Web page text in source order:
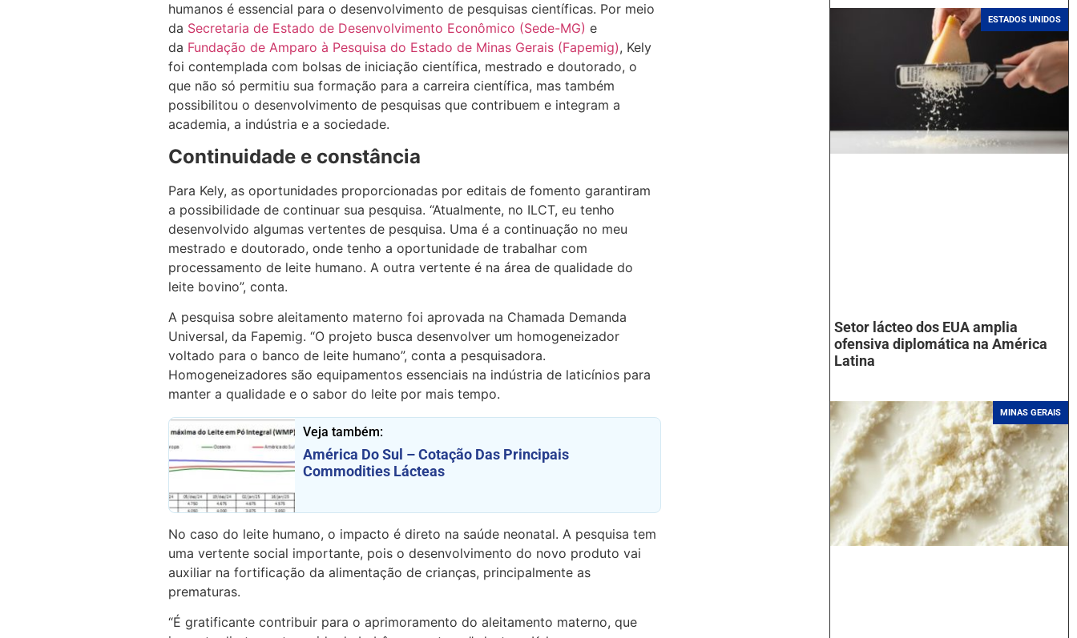
humanos é essencial para o desenvolvimento de pesquisas científicas. Por meio
da Secretaria de Estado de Desenvolvimento Econômico (Sede-MG) e
da Fundação de Amparo à Pesquisa do Estado de Minas Gerais (Fapemig), Kely
foi contemplada com bolsas de iniciação científica, mestrado e doutorado, o
que não só permitiu sua formação para a carreira científica, mas também
possibilitou o desenvolvimento de pesquisas que contribuem e integram a
academia, a indústria e a sociedade.
Continuidade e constância
Para Kely, as oportunidades proporcionadas por editais de fomento garantiram
a possibilidade de continuar sua pesquisa. “Atualmente, no ILCT, eu tenho
desenvolvido algumas vertentes de pesquisa. Uma é a continuação no meu
mestrado e doutorado, onde tenho a oportunidade de trabalhar com
processamento de leite humano. A outra vertente é na área de qualidade do
leite bovino”, conta.
A pesquisa sobre aleitamento materno foi aprovada na Chamada Demanda
Universal, da Fapemig. “O projeto busca desenvolver um homogeneizador
voltado para o banco de leite humano”, conta a pesquisadora.
Homogeneizadores são equipamentos essenciais na indústria de laticínios para
manter a qualidade e o sabor do leite por mais tempo.
Veja também:
América Do Sul – Cotação Das Principais
Commodities Lácteas
No caso do leite humano, o impacto é direto na saúde neonatal. A pesquisa tem
uma vertente social importante, pois o desenvolvimento do novo produto vai
auxiliar na fortificação da alimentação de crianças, principalmente as
prematuras.
“É gratificante contribuir para o aprimoramento do aleitamento materno, que
ESTADOS UNIDOS
Setor lácteo dos EUA amplia
ofensiva diplomática na América
Latina
MINAS GERAIS